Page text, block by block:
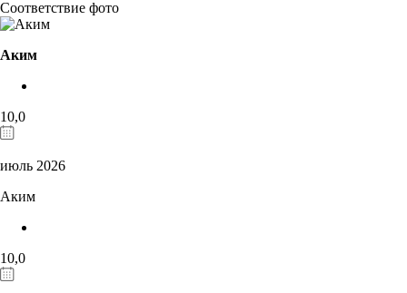
Соответствие фото
Аким
10,0
июль 2026
Аким
10,0